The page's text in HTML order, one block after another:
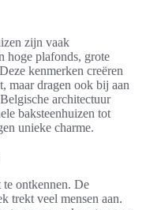
zijn vaak
hoge plafonds, grote
kenmerken creëren
maar dragen ook bij aan
architectuur
baksteenhuizen tot
unieke charme.
ontkennen. De
trekt veel mensen aan.